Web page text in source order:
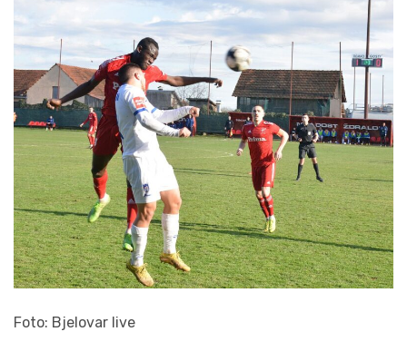
Foto: Bjelovar live